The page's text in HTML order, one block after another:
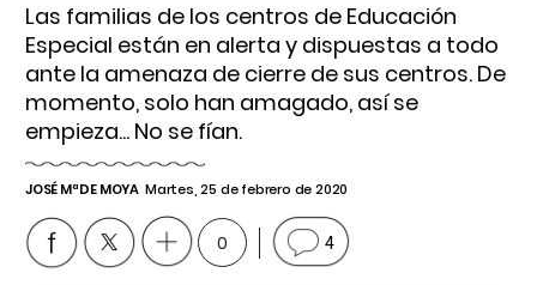
Las familias de los centros de Educación
Especial están en alerta y dispuestas a todo
ante la amenaza de cierre de sus centros. De
momento, solo han amagado, así se
empieza... No se fían.
JOSÉ Mª DE MOYA Martes, 25 de febrero de 2020
0 4